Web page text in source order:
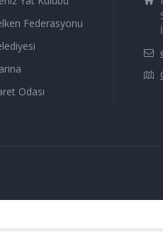
Federasyonu
Odası